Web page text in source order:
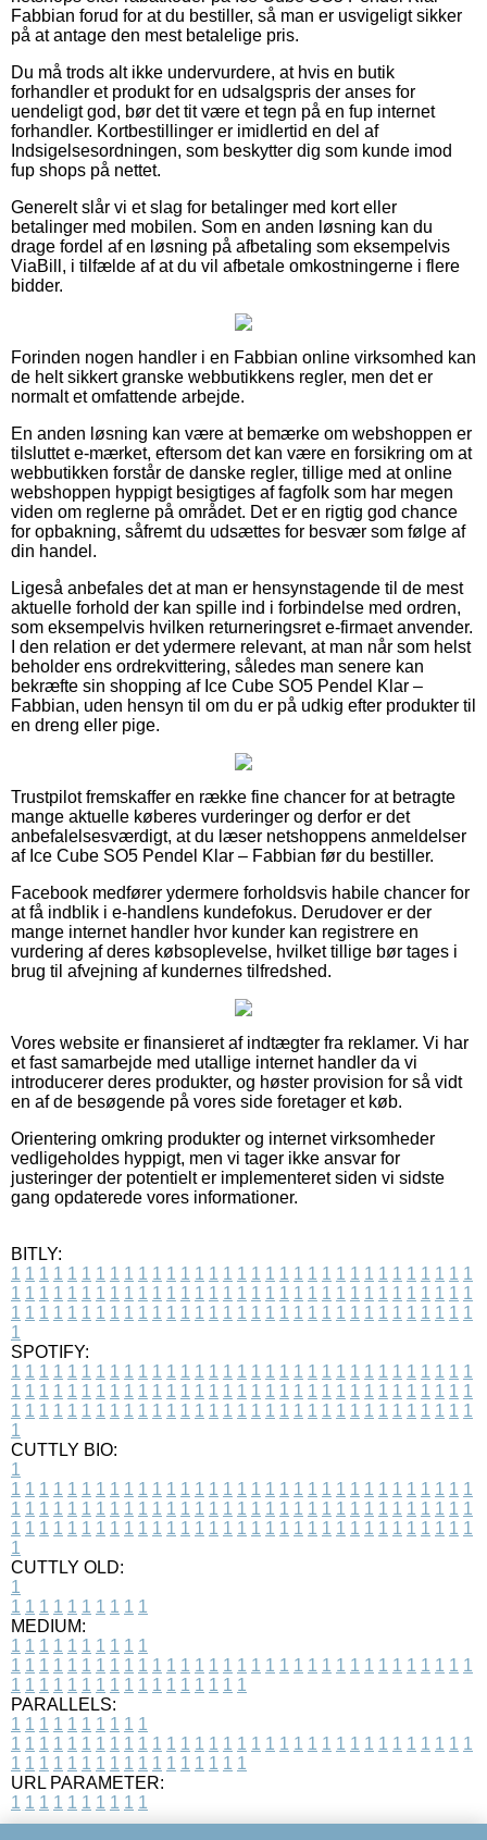
Fabbian forud for at du bestiller, så man er usvigeligt sikker
på at antage den mest betalelige pris.
Du må trods alt ikke undervurdere, at hvis en butik
forhandler et produkt for en udsalgspris der anses for
uendeligt god, bør det tit være et tegn på en fup internet
forhandler. Kortbestillinger er imidlertid en del af
Indsigelsesordningen, som beskytter dig som kunde imod
fup shops på nettet.
Generelt slår vi et slag for betalinger med kort eller
betalinger med mobilen. Som en anden løsning kan du
drage fordel af en løsning på afbetaling som eksempelvis
ViaBill, i tilfælde af at du vil afbetale omkostningerne i flere
bidder.
Forinden nogen handler i en Fabbian online virksomhed kan
de helt sikkert granske webbutikkens regler, men det er
normalt et omfattende arbejde.
En anden løsning kan være at bemærke om webshoppen er
tilsluttet e-mærket, eftersom det kan være en forsikring om at
webbutikken forstår de danske regler, tillige med at online
webshoppen hyppigt besigtiges af fagfolk som har megen
viden om reglerne på området. Det er en rigtig god chance
for opbakning, såfremt du udsættes for besvær som følge af
din handel.
Ligeså anbefales det at man er hensynstagende til de mest
aktuelle forhold der kan spille ind i forbindelse med ordren,
som eksempelvis hvilken returneringsret e-firmaet anvender.
I den relation er det ydermere relevant, at man når som helst
beholder ens ordrekvittering, således man senere kan
bekræfte sin shopping af Ice Cube SO5 Pendel Klar –
Fabbian, uden hensyn til om du er på udkig efter produkter til
en dreng eller pige.
Trustpilot fremskaffer en række fine chancer for at betragte
mange aktuelle køberes vurderinger og derfor er det
anbefalelsesværdigt, at du læser netshoppens anmeldelser
af Ice Cube SO5 Pendel Klar – Fabbian før du bestiller.
Facebook medfører ydermere forholdsvis habile chancer for
at få indblik i e-handlens kundefokus. Derudover er der
mange internet handler hvor kunder kan registrere en
vurdering af deres købsoplevelse, hvilket tillige bør tages i
brug til afvejning af kundernes tilfredshed.
Vores website er finansieret af indtægter fra reklamer. Vi har
et fast samarbejde med utallige internet handler da vi
introducerer deres produkter, og høster provision for så vidt
en af de besøgende på vores side foretager et køb.
Orientering omkring produkter og internet virksomheder
vedligeholdes hyppigt, men vi tager ikke ansvar for
justeringer der potentielt er implementeret siden vi sidste
gang opdaterede vores informationer.
BITLY:
1 1 1 1 1 1 1 1 1 1 1 1 1 1 1 1 1 1 1 1 1 1 1 1 1 1 1 1 1 1 1 1 1
1 1 1 1 1 1 1 1 1 1 1 1 1 1 1 1 1 1 1 1 1 1 1 1 1 1 1 1 1 1 1 1 1
1 1 1 1 1 1 1 1 1 1 1 1 1 1 1 1 1 1 1 1 1 1 1 1 1 1 1 1 1 1 1 1 1
1
SPOTIFY:
1 1 1 1 1 1 1 1 1 1 1 1 1 1 1 1 1 1 1 1 1 1 1 1 1 1 1 1 1 1 1 1 1
1 1 1 1 1 1 1 1 1 1 1 1 1 1 1 1 1 1 1 1 1 1 1 1 1 1 1 1 1 1 1 1 1
1 1 1 1 1 1 1 1 1 1 1 1 1 1 1 1 1 1 1 1 1 1 1 1 1 1 1 1 1 1 1 1 1
1
CUTTLY BIO:
1
1 1 1 1 1 1 1 1 1 1 1 1 1 1 1 1 1 1 1 1 1 1 1 1 1 1 1 1 1 1 1 1 1
1 1 1 1 1 1 1 1 1 1 1 1 1 1 1 1 1 1 1 1 1 1 1 1 1 1 1 1 1 1 1 1 1
1 1 1 1 1 1 1 1 1 1 1 1 1 1 1 1 1 1 1 1 1 1 1 1 1 1 1 1 1 1 1 1 1
1
CUTTLY OLD:
1
1 1 1 1 1 1 1 1 1 1
MEDIUM:
1 1 1 1 1 1 1 1 1 1
1 1 1 1 1 1 1 1 1 1 1 1 1 1 1 1 1 1 1 1 1 1 1 1 1 1 1 1 1 1 1 1 1
1 1 1 1 1 1 1 1 1 1 1 1 1 1 1 1 1
PARALLELS:
1 1 1 1 1 1 1 1 1 1
1 1 1 1 1 1 1 1 1 1 1 1 1 1 1 1 1 1 1 1 1 1 1 1 1 1 1 1 1 1 1 1 1
1 1 1 1 1 1 1 1 1 1 1 1 1 1 1 1 1
URL PARAMETER:
1 1 1 1 1 1 1 1 1 1